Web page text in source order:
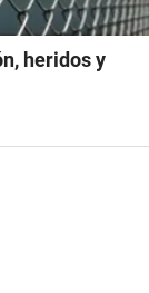
heridos y